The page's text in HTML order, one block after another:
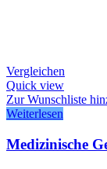
Vergleichen
Quick view
Zur Wunschliste
Weiterlesen
Medizinische